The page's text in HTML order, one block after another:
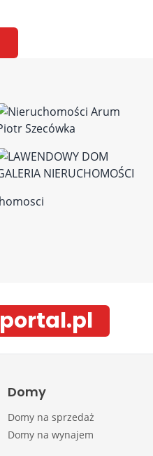
Domy
Domy na sprzedaż
Domy na wynajem